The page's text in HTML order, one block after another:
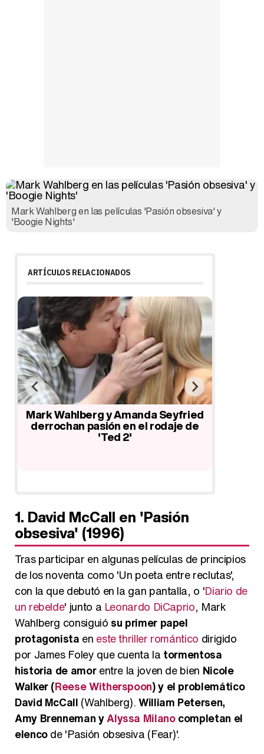
Mark Wahlberg en las películas 'Pasión obsesiva' y
'Boogie Nights'
ARTÍCULOS RELACIONADOS
Mark Wahlberg y Amanda Seyfried
derrochan pasión en el rodaje de
'Ted 2'
1. David McCall en 'Pasión
obsesiva' (1996)
Tras participar en algunas películas de principios
de los noventa como 'Un poeta entre reclutas',
con la que debutó en la gan pantalla, o 'Diario de
un rebelde' junto a Leonardo DiCaprio, Mark
Wahlberg consiguió su primer papel
protagonista en este thriller romántico dirigido
por James Foley que cuenta la tormentosa
historia de amorentre la joven de bien Nicole
Walker (Reese Witherspoon) y el problemático
David McCall (Wahlberg).William Petersen,
Amy Brenneman yAlyssa Milanocompletan el
elencode 'Pasión obsesiva (Fear)'.